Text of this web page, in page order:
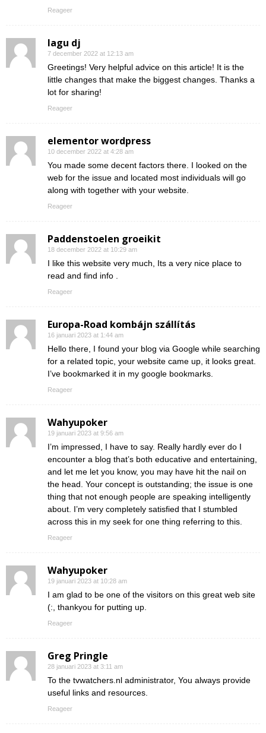
Reageer
lagu dj
7 december 2022 at 12:13 am
Greetings! Very helpful advice on this article! It is the
little changes that make the biggest changes. Thanks a
lot for sharing!
Reageer
elementor wordpress
10 december 2022 at 4:28 am
You made some decent factors there. I looked on the
web for the issue and located most individuals will go
along with together with your website.
Reageer
Paddenstoelen groeikit
18 december 2022 at 10:29 am
I like this website very much, Its a very nice place to
read and find info .
Reageer
Europa-Road kombájn szállítás
16 januari 2023 at 1:44 am
Hello there, I found your blog via Google while searching
for a related topic, your website came up, it looks great.
I’ve bookmarked it in my google bookmarks.
Reageer
Wahyupoker
19 januari 2023 at 9:56 am
I’m impressed, I have to say. Really hardly ever do I
encounter a blog that’s both educative and entertaining,
and let me let you know, you may have hit the nail on
the head. Your concept is outstanding; the issue is one
thing that not enough people are speaking intelligently
about. I’m very completely satisfied that I stumbled
across this in my seek for one thing referring to this.
Reageer
Wahyupoker
19 januari 2023 at 10:28 am
I am glad to be one of the visitors on this great web site
(:, thankyou for putting up.
Reageer
Greg Pringle
28 januari 2023 at 3:11 am
To the tvwatchers.nl administrator, You always provide
useful links and resources.
Reageer